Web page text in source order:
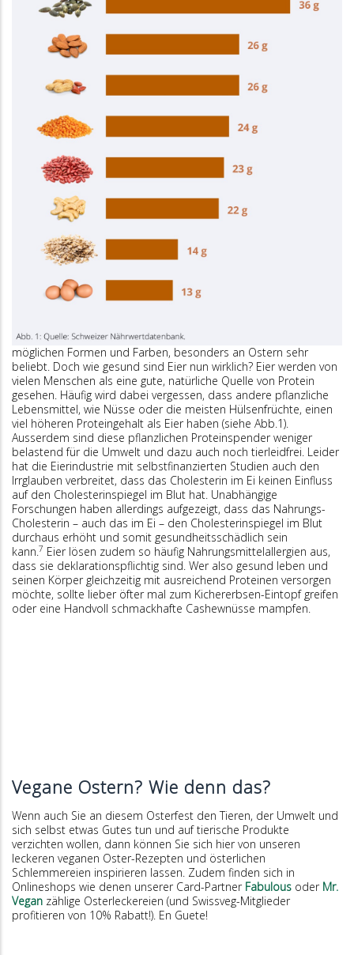
möglichen Formen und Farben, besonders an Ostern sehr
beliebt. Doch wie gesund sind Eier nun wirklich? Eier werden von
vielen Menschen als eine gute, natürliche Quelle von Protein
gesehen. Häufig wird dabei vergessen, dass andere pflanzliche
Lebensmittel, wie Nüsse oder die meisten Hülsenfrüchte, einen
viel höheren Proteingehalt als Eier haben (siehe Abb.1).
Ausserdem sind diese pflanzlichen Proteinspender weniger
belastend für die Umwelt und dazu auch noch tierleidfrei. Leider
hat die Eierindustrie mit selbstfinanzierten Studien auch den
Irrglauben verbreitet, dass das Cholesterin im Ei keinen Einfluss
auf den Cholesterinspiegel im Blut hat. Unabhängige
Forschungen haben allerdings aufgezeigt, dass das Nahrungs-
Cholesterin – auch das im Ei – den Cholesterinspiegel im Blut
durchaus erhöht und somit gesundheitsschädlich sein
kann.7 Eier lösen zudem so häufig Nahrungsmittelallergien aus,
dass sie deklarationspflichtig sind. Wer also gesund leben und
seinen Körper gleichzeitig mit ausreichend Proteinen versorgen
möchte, sollte lieber öfter mal zum Kichererbsen-Eintopf greifen
oder eine Handvoll schmackhafte Cashewnüsse mampfen.
Vegane Ostern? Wie denn das?
Wenn auch Sie an diesem Osterfest den Tieren, der Umwelt und
sich selbst etwas Gutes tun und auf tierische Produkte
verzichten wollen, dann können Sie sich hier von unseren
leckeren veganen Oster-Rezepten und österlichen
Schlemmereien inspirieren lassen. Zudem finden sich in
Onlineshops wie denen unserer Card-Partner Fabulous oder Mr.
Vegan zählige Osterleckereien (und Swissveg-Mitglieder
profitieren von 10% Rabatt!). En Guete!